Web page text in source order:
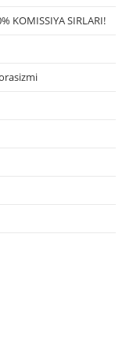
KOMISSIYA SIRLARI!